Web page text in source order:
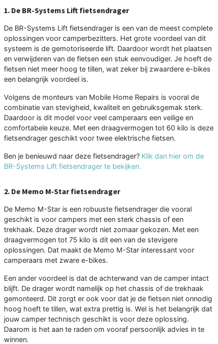
1. De BR-Systems Lift fietsendrager
De BR-Systems Lift fietsendrager is een van de meest complete
oplossingen voor camperbezitters. Het grote voordeel van dit
systeem is de gemotoriseerde lift. Daardoor wordt het plaatsen
en verwijderen van de fietsen een stuk eenvoudiger. Je hoeft de
fietsen niet meer hoog te tillen, wat zeker bij zwaardere e-bikes
een belangrijk voordeel is.
Volgens de monteurs van Mobile Home Repairs is vooral de
combinatie van stevigheid, kwaliteit en gebruiksgemak sterk.
Daardoor is dit model voor veel camperaars een veilige en
comfortabele keuze. Met een draagvermogen tot 60 kilo is deze
fietsendrager geschikt voor twee elektrische fietsen.
Ben je benieuwd naar deze fietsendrager? Klik dan hier om de
BR-Systems Lift fietsendrager te bekijken.
2. De Memo M-Star fietsendrager
De Memo M-Star is een robuuste fietsendrager die vooral
geschikt is voor campers met een sterk chassis of een
trekhaak. Deze drager wordt niet zomaar gekozen. Met een
draagvermogen tot 75 kilo is dit een van de stevigere
oplossingen. Dat maakt de Memo M-Star interessant voor
camperaars met zware e-bikes.
Een ander voordeel is dat de achterwand van de camper intact
blijft. De drager wordt namelijk op het chassis of de trekhaak
gemonteerd. Dit zorgt er ook voor dat je de fietsen niet onnodig
hoog hoeft te tillen, wat extra prettig is. Wel is het belangrijk dat
jouw camper technisch geschikt is voor deze oplossing.
Daarom is het aan te raden om vooraf persoonlijk advies in te
winnen.